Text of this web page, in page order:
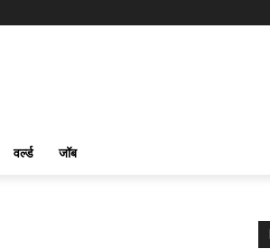
वर्ल्ड जॉब